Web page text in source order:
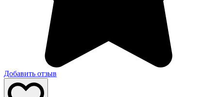
Добавить отзыв